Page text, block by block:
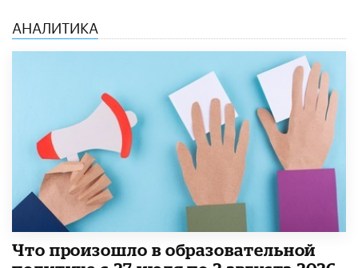
АНАЛИТИКА
​Что произошло в образовательной